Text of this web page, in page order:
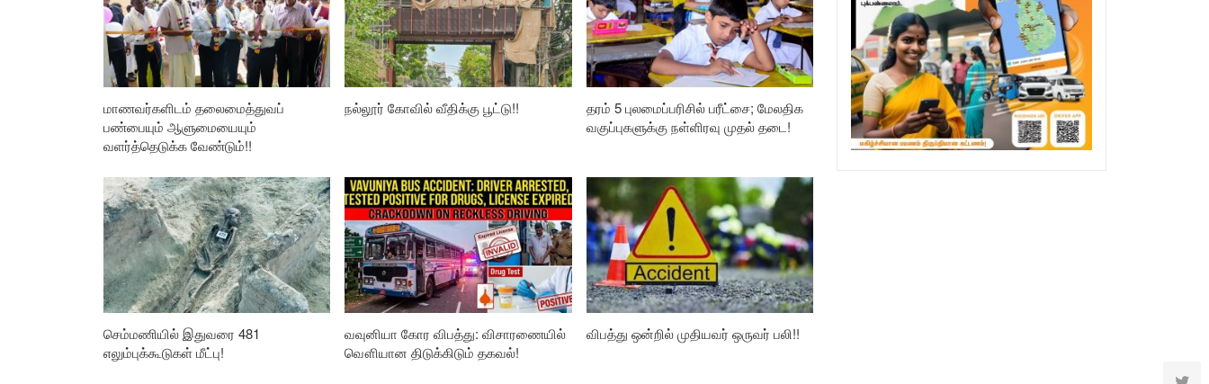
மாணவர்களிடம் தலைமைத்துவப்
பண்பையும் ஆளுமையையும்
வளர்த்தெடுக்க வேண்டும்!!
நல்லூர் கோவில் வீதிக்கு பூட்டு!!
தரம் 5 புலமைப்பரிசில் பரீட்சை; மேலதிக
வகுப்புகளுக்கு நள்ளிரவு முதல் தடை!
செம்மணியில் இதுவரை 481
எலும்புக்கூடுகள் மீட்பு!
வவுனியா கோர விபத்து: விசாரணையில்
வௌியான திடுக்கிடும் தகவல்!
விபத்து ஒன்றில் முதியவர் ஒருவர் பலி!!